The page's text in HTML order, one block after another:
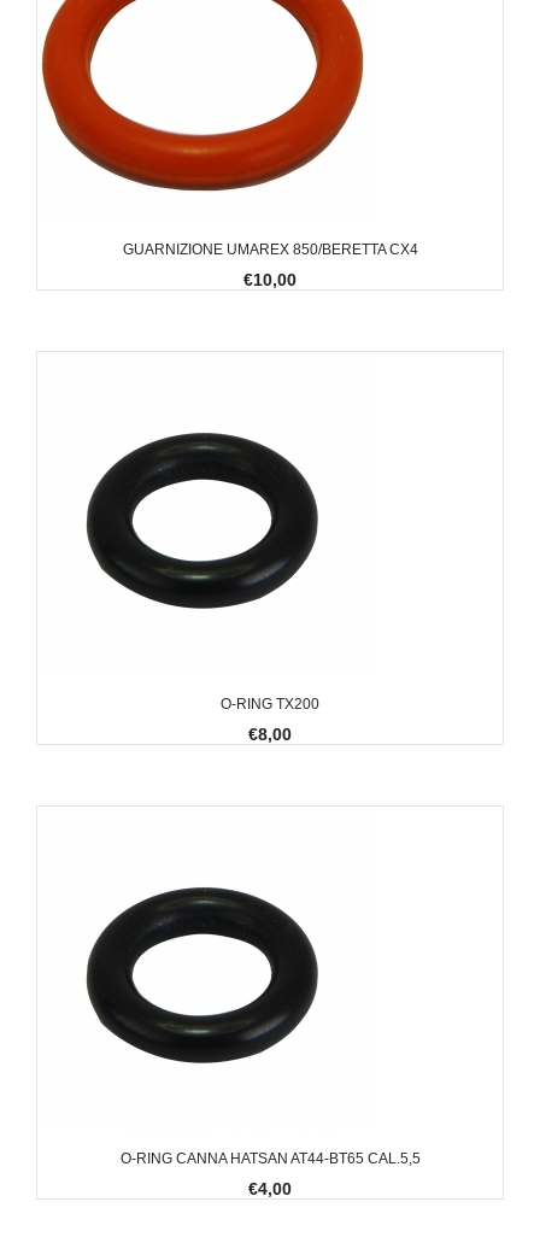
GUARNIZIONE UMAREX 850/BERETTA CX4
€10,00
O-RING TX200
€8,00
O-RING CANNA HATSAN AT44-BT65 CAL.5,5
€4,00